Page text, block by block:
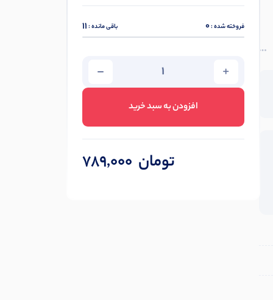
فروخته شده :0 باقی مانده :11
افزودن به سبد خرید
789,000 تومان